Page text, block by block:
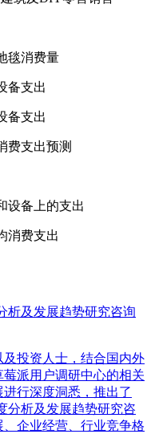
毯消费量
备支出
备支出
费支出预测
设备上的支出
消费支出
析及发展趋势研究咨询
投资人士，结合国内外
派用户调研中心的相关
行深度洞悉，推出了
分析及发展趋势研究咨
企业经营、行业竞争格